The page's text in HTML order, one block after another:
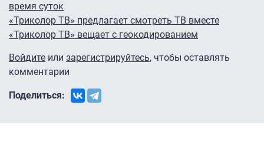
время суток
«Триколор ТВ» предлагает смотреть ТВ вместе
«Триколор ТВ» вещает с геокодированием
Войдите или зарегистрируйтесь, чтобы оставлять
комментарии
Поделиться: